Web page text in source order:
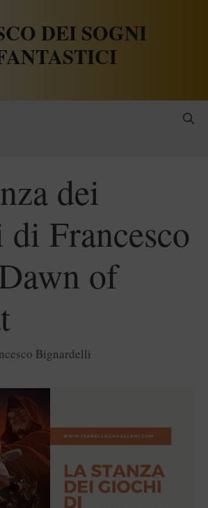
DEI SOGNI
dei
Francesco
of
Bignardelli